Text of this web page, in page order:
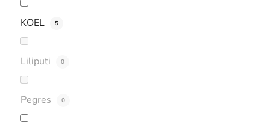
KOEL 5
Liliputi 0
Pegres 0